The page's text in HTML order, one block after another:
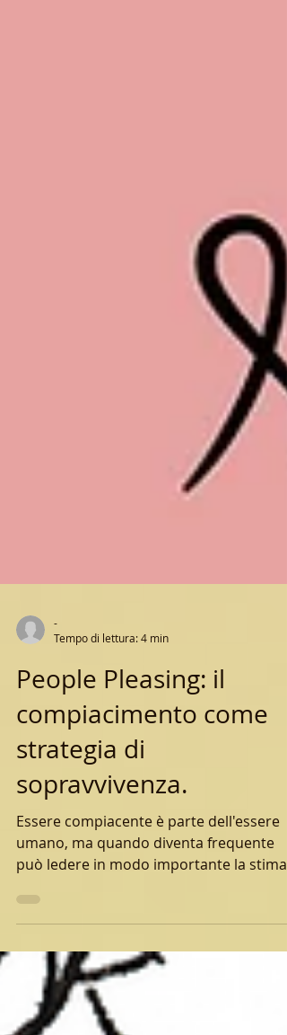
-
People Pleasing: il
compiacimento come
strategia di
sopravvivenza.
Essere compiacente è parte dell'essere
umano, ma quando diventa frequente
sè.